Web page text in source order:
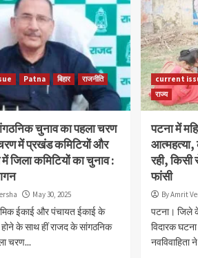
Patna बिहार
राजनीति
चुनाव का पहला चरण
में प्रखंड कमिटियों और
जिला कमिटियों का चुनाव :
May 30, 2025
ईकाई और पंचायत ईकाई के
के साथ हीं राजद के सांगठनिक
चरण...
current
राज्य
पटना में
आत्महत्या,
रही, किसी
फांसी
By Amrit
पटना। जिले
विदारक
नवविवाहिता